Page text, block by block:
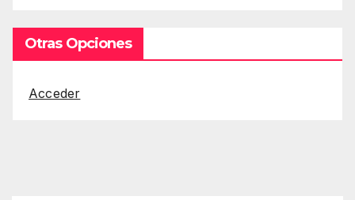
Otras Opciones
Acceder